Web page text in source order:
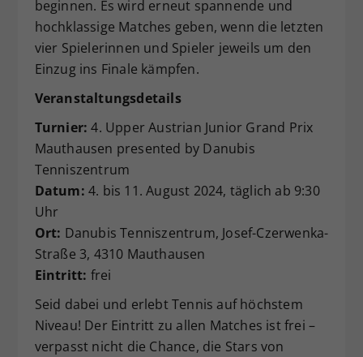
beginnen. Es wird erneut spannende und
hochklassige Matches geben, wenn die letzten
vier Spielerinnen und Spieler jeweils um den
Einzug ins Finale kämpfen.
Veranstaltungsdetails
Turnier: 4. Upper Austrian Junior Grand Prix
Mauthausen presented by Danubis
Tenniszentrum
Datum: 4. bis 11. August 2024, täglich ab 9:30
Uhr
Ort: Danubis Tenniszentrum, Josef-Czerwenka-
Straße 3, 4310 Mauthausen
Eintritt: frei
Seid dabei und erlebt Tennis auf höchstem
Niveau! Der Eintritt zu allen Matches ist frei –
verpasst nicht die Chance, die Stars von